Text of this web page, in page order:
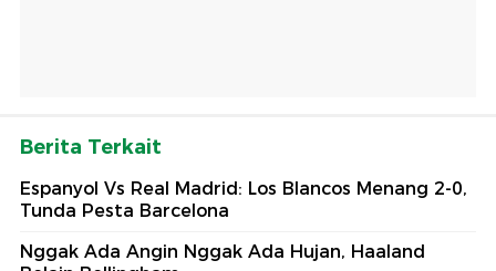
Berita Terkait
Espanyol Vs Real Madrid: Los Blancos Menang 2-0,
Tunda Pesta Barcelona
Nggak Ada Angin Nggak Ada Hujan, Haaland